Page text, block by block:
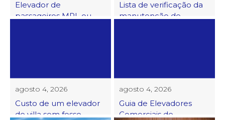
Elevador de
passageiros MRL ou
Lista de verificação da
manutenção de
agosto 4, 2026
Custo de um elevador
de villa sem fosso
agosto 4, 2026
Guia de Elevadores
Comerciais de